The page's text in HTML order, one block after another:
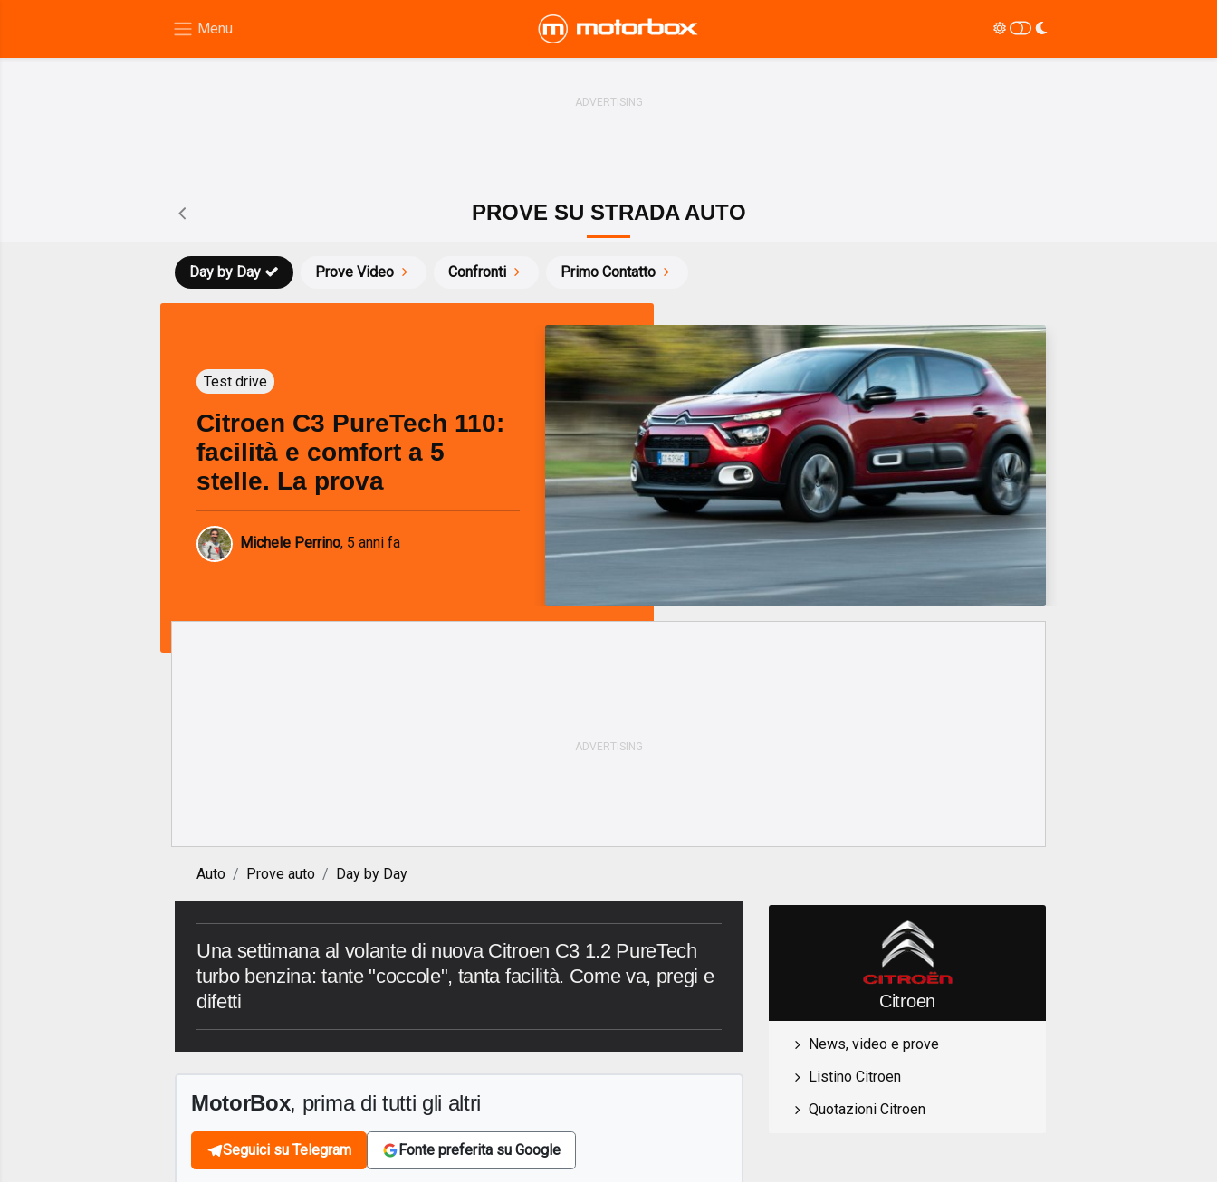
PROVE SU STRADA AUTO
Prove Video Confronti Primo Contatto
Day by Day
Test drive
Citroen C3 PureTech 110:
facilità e comfort a 5
stelle. La prova
Michele Perrino, 5 anni fa
Auto Prove auto Day by Day
Una settimana al volante di nuova Citroen C3 1.2 PureTech
turbo benzina: tante "coccole", tanta facilità. Come va, pregi e
difetti
MotorBox, prima di tutti gli altri
Seguici su Telegram Fonte preferita su Google
Citroen
News, video e prove
Listino Citroen
Quotazioni Citroen